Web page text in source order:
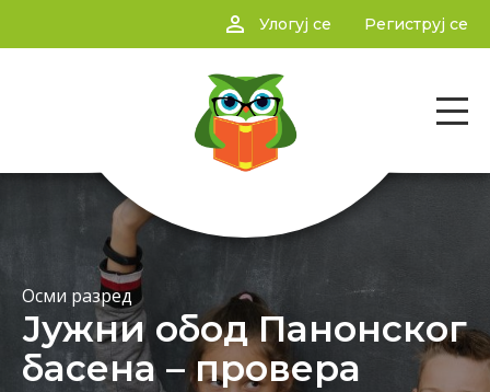
person_outline Улогуј се Региструј се
Осми разред
Јужни обод Панонског
басена – провера